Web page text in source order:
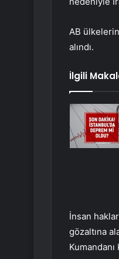
AB
alındı.
İlgili
İnsan
gözaltına